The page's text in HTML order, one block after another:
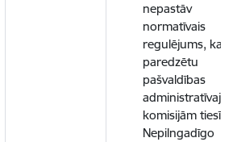
nepastāv
normatīvais
regulējums, kas
paredzētu
pašvaldības
komisijām
Nepilngadīgo